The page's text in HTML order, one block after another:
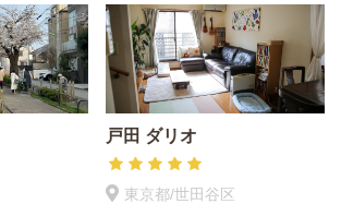
戸田 ダリオ
東京都/世田谷区